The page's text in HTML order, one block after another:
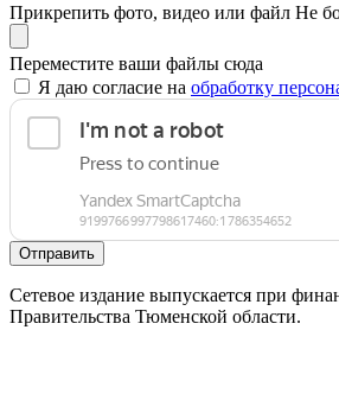
Прикрепить фото, видео или файл Не
Переместите ваши файлы сюда
Я даю согласие на обработку
Отправить
Сетевое издание выпускается при
Правительства Тюменской области.